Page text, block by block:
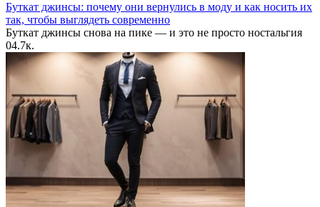
Буткат джинсы: почему они вернулись в моду и как носить их
так, чтобы выглядеть современно
Буткат джинсы снова на пике — и это не просто ностальгия
04.7к.